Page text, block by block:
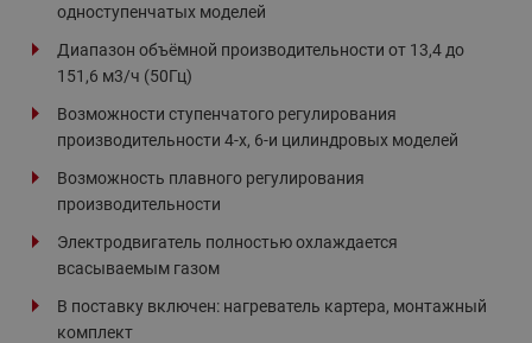
одноступенчатых моделей
Диапазон объёмной производительности от 13,4 до
151,6 м3/ч (50Гц)
Возможности ступенчатого регулирования
производительности 4-х, 6-и цилиндровых моделей
Возможность плавного регулирования
производительности
Электродвигатель полностью охлаждается
всасываемым газом
В поставку включен: нагреватель картера, монтажный
комплект